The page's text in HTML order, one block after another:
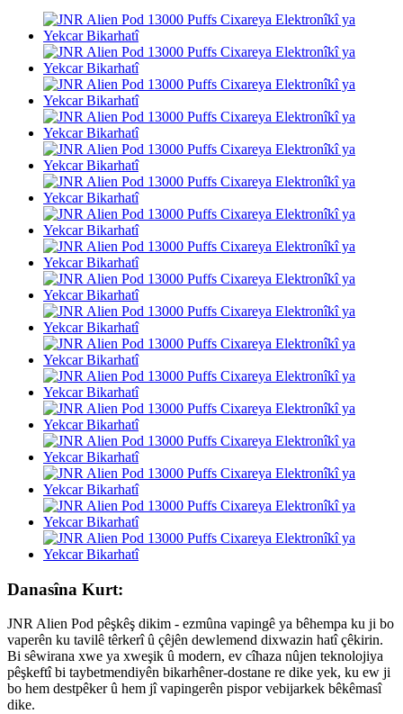
Danasîna Kurt:
JNR Alien Pod pêşkêş dikim - ezmûna vapingê ya bêhempa ku ji bo
vaperên ku tavilê têrkerî û çêjên dewlemend dixwazin hatî çêkirin.
Bi sêwirana xwe ya xweşik û modern, ev cîhaza nûjen teknolojiya
pêşkeftî bi taybetmendiyên bikarhêner-dostane re dike yek, ku ew ji
bo hem destpêker û hem jî vapingerên pispor vebijarkek bêkêmasî
dike.